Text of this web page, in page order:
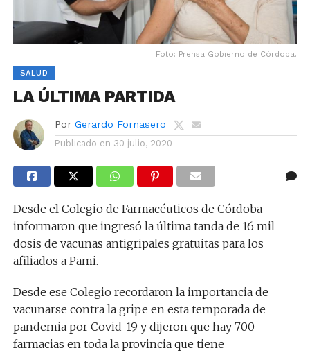
Foto: Prensa Gobierno de Córdoba.
SALUD
LA ÚLTIMA PARTIDA
Por Gerardo Fornasero
Publicado en 30 julio, 2020
Desde el Colegio de Farmacéuticos de Córdoba
informaron que ingresó la última tanda de 16 mil
dosis de vacunas antigripales gratuitas para los
afiliados a Pami.
Desde ese Colegio recordaron la importancia de
vacunarse contra la gripe en esta temporada de
pandemia por Covid-19 y dijeron que hay 700
farmacias en toda la provincia que tiene